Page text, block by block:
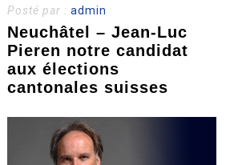
Posté par :admin
Neuchâtel – Jean-Luc
Pieren notre candidat
aux élections
cantonales suisses